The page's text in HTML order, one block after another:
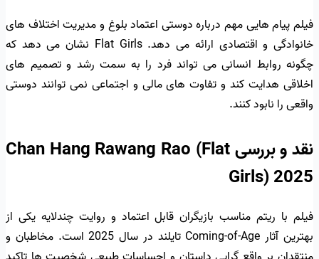
فیلم پیام هایی مهم درباره دوستی اعتماد بلوغ و مدیریت اختلاف های
خانوادگی و اقتصادی ارائه می دهد. Flat Girls نشان می دهد که
چگونه روابط انسانی می تواند فرد را به سمت رشد و تصمیم های
اخلاقی هدایت کند و تفاوت های مالی و اجتماعی نمی توانند دوستی
واقعی را نابود کنند.
نقد و بررسی Chan Hang Rawang Rao (Flat
Girls) 2025
فیلم با ریتم مناسب بازیگران قابل اعتماد و روایت چندلایه یکی از
بهترین آثار Coming-of-Age تایلند در سال 2025 است. مخاطبان و